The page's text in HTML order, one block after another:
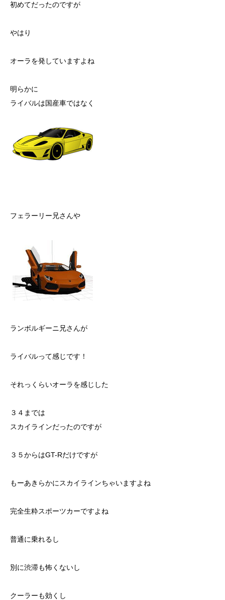
初めてだったのですが
やはり
オーラを発していますよね
明らかに
ライバルは国産車ではなく
フェラーリー兄さんや
ランボルギーニ兄さんが
ライバルって感じです！
それっくらいオーラを感じした
３４までは
スカイラインだったのですが
３５からはGT-Rだけですが
もーあきらかにスカイラインちゃいますよね
完全生粋スポーツカーですよね
普通に乗れるし
別に渋滞も怖くないし
クーラーも効くし